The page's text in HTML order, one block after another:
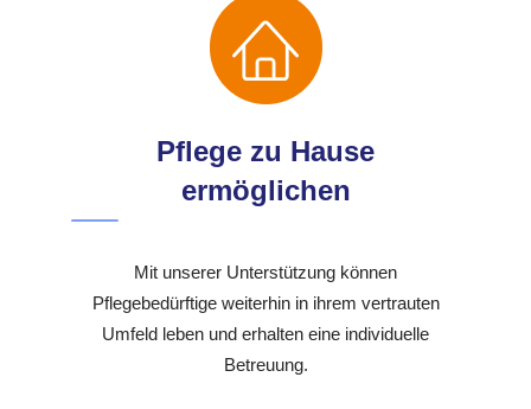
Pflege zu Hause
ermöglichen
Mit unserer Unterstützung können
Pflegebedürftige weiterhin in ihrem vertrauten
Umfeld leben und erhalten eine individuelle
Betreuung.